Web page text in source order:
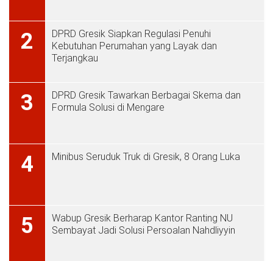
2
DPRD Gresik Siapkan Regulasi Penuhi
Kebutuhan Perumahan yang Layak dan
Terjangkau
3
DPRD Gresik Tawarkan Berbagai Skema dan
Formula Solusi di Mengare
4 Minibus Seruduk Truk di Gresik, 8 Orang Luka
5
Wabup Gresik Berharap Kantor Ranting NU
Sembayat Jadi Solusi Persoalan Nahdliyyin